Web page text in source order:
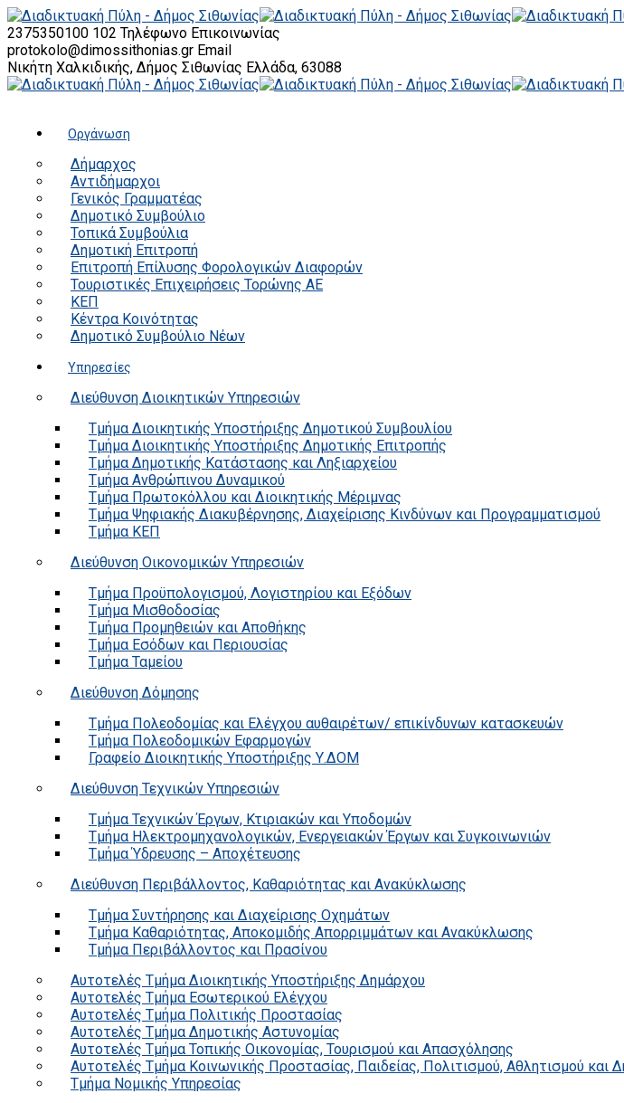
2375350100 102 Τηλέφωνο Επικοινωνίας
protokolo@dimossithonias.gr Email
Νικήτη Χαλκιδικής, Δήμος Σιθωνίας Ελλάδα, 63088
Οργάνωση
Δήμαρχος
Αντιδήμαρχοι
Γενικός Γραμματέας
Δημοτικό Συμβούλιο
Τοπικά Συμβούλια
Δημοτική Επιτροπή
Επιτροπή Επίλυσης Φορολογικών Διαφορών
Τουριστικές Επιχειρήσεις Τορώνης ΑΕ
ΚΕΠ
Κέντρα Κοινότητας
Δημοτικό Συμβούλιο Νέων
Υπηρεσίες
Διεύθυνση Διοικητικών Υπηρεσιών
Τμήμα Διοικητικής Υποστήριξης Δημοτικού Συμβουλίου
Τμήμα Διοικητικής Υποστήριξης Δημοτικής Επιτροπής
Τμήμα Δημοτικής Κατάστασης και Ληξιαρχείου
Τμήμα Ανθρώπινου Δυναμικού
Τμήμα Πρωτοκόλλου και Διοικητικής Μέριμνας
Τμήμα Ψηφιακής Διακυβέρνησης, Διαχείρισης Κινδύνων και Προγραμματισμού
Τμήμα ΚΕΠ
Διεύθυνση Οικονομικών Υπηρεσιών
Τμήμα Προϋπολογισμού, Λογιστηρίου και Εξόδων
Τμήμα Μισθοδοσίας
Τμήμα Προμηθειών και Αποθήκης
Τμήμα Εσόδων και Περιουσίας
Τμήμα Ταμείου
Διεύθυνση Δόμησης
Τμήμα Πολεοδομίας και Ελέγχου αυθαιρέτων/ επικίνδυνων κατασκευών
Τμήμα Πολεοδομικών Εφαρμογών
Γραφείο Διοικητικής Υποστήριξης Υ.ΔΟΜ
Διεύθυνση Τεχνικών Υπηρεσιών
Τμήμα Τεχνικών Έργων, Κτιριακών και Υποδομών
Τμήμα Ηλεκτρομηχανολογικών, Ενεργειακών Έργων και Συγκοινωνιών
Τμήμα Ύδρευσης – Αποχέτευσης
Διεύθυνση Περιβάλλοντος, Καθαριότητας και Ανακύκλωσης
Τμήμα Συντήρησης και Διαχείρισης Οχημάτων
Τμήμα Καθαριότητας, Αποκομιδής Απορριμμάτων και Ανακύκλωσης
Τμήμα Περιβάλλοντος και Πρασίνου
Αυτοτελές Τμήμα Διοικητικής Υποστήριξης Δημάρχου
Αυτοτελές Τμήμα Εσωτερικού Ελέγχου
Αυτοτελές Τμήμα Πολιτικής Προστασίας
Αυτοτελές Τμήμα Δημοτικής Αστυνομίας
Αυτοτελές Τμήμα Τοπικής Οικονομίας, Τουρισμού και Απασχόλησης
Αυτοτελές Τμήμα Κοινωνικής Προστασίας, Παιδείας, Πολιτισμού, Αθλητισμού και
Τμήμα Νομικής Υπηρεσίας